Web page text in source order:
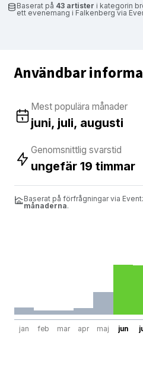
Baserat på 43 artister i kategorin
ett evenemang i Falkenberg via
Användbar
Mest populära månader
juni, juli, augusti
Genomsnittlig svarstid
ungefär 19 timmar
Baserat på förfrågningar via
månaderna.
jan feb mar apr maj jun